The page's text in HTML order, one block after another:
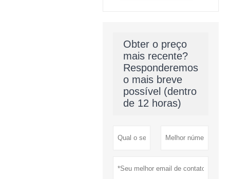
Obter o preço
mais recente?
Responderemos
o mais breve
possível (dentro
de 12 horas)